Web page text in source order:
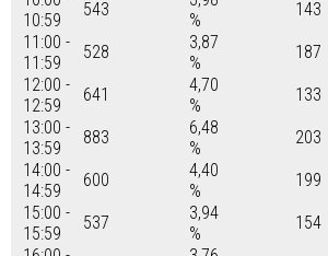
10:59
543
%
143
11:00 -
11:59
528
3,87
%
187
12:00 -
12:59
641
4,70
%
133
13:00 -
13:59
883
6,48
%
203
14:00 -
14:59
600
4,40
%
199
15:00 -
15:59
537
3,94
%
154